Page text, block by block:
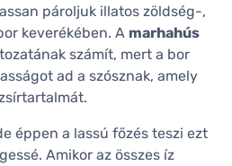
pároljuk illatos zöldség-,
keverékében. A marhahús
számít, mert a bor
ad a szósznak, amely
éppen a lassú főzés teszi ezt
Amikor az összes íz